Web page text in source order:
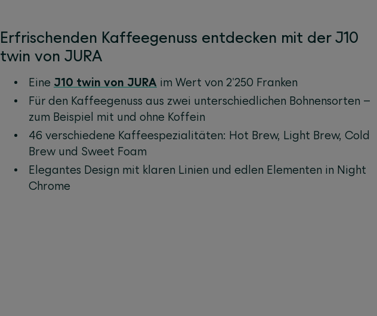
Erfrischenden Kaffeegenuss entdecken mit der J10
twin von JURA
Eine J10 twin von JURA im Wert von 2'250 Franken
Für den Kaffeegenuss aus zwei unterschiedlichen Bohnensorten –
zum Beispiel mit und ohne Koffein
46 verschiedene Kaffeespezialitäten: Hot Brew, Light Brew, Cold
Brew und Sweet Foam
Elegantes Design mit klaren Linien und edlen Elementen in Night
Chrome